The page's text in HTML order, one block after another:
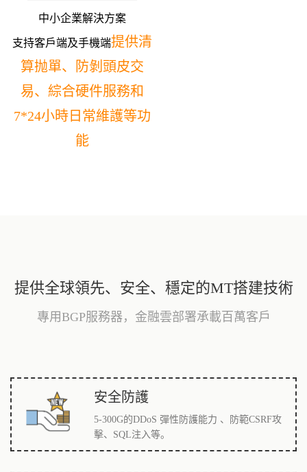
中小企業解決方案
支持客戶端及手機端提供清
算抛單、防剝頭皮交
易、綜合硬件服務和
7*24小時日常維護等功
能
提供全球領先、安全、穩定的MT搭建技術
專用BGP服務器，金融雲部署承載百萬客戶
安全防護
5-300G的DDoS 彈性防護能力 、防範CSRF攻
擊、SQL注入等。